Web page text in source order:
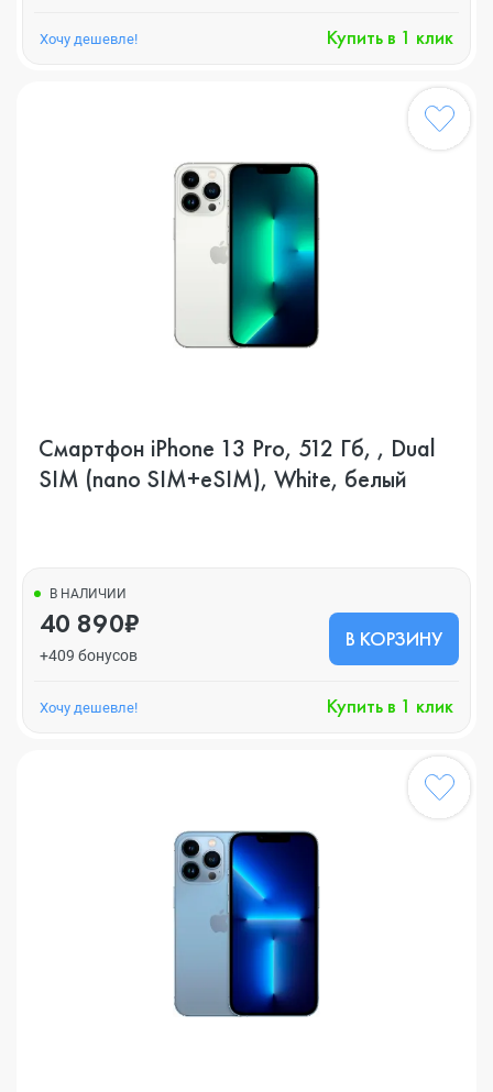
Хочу дешевле! Купить в 1 клик
Смартфон iPhone 13 Pro, 512 Гб, , Dual
SIM (nano SIM+eSIM), White, белый
В НАЛИЧИИ
40 890₽
+409 бонусов
В КОРЗИНУ
Хочу дешевле! Купить в 1 клик